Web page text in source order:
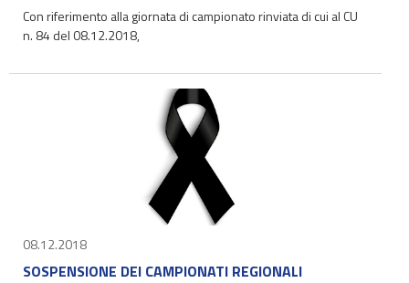
Con riferimento alla giornata di campionato rinviata di cui al CU
n. 84 del 08.12.2018,
08.12.2018
SOSPENSIONE DEI CAMPIONATI REGIONALI